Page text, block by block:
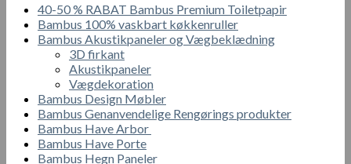
40-50 % RABAT Bambus Premium Toiletpapir
Bambus 100% vaskbart køkkenruller
Bambus Akustikpaneler og Vægbeklædning
3D firkant
Akustikpaneler
Vægdekoration
Bambus Design Møbler
Bambus Genanvendelige Rengørings produkter
Bambus Have Arbor
Bambus Have Porte
Bambus Hegn Paneler